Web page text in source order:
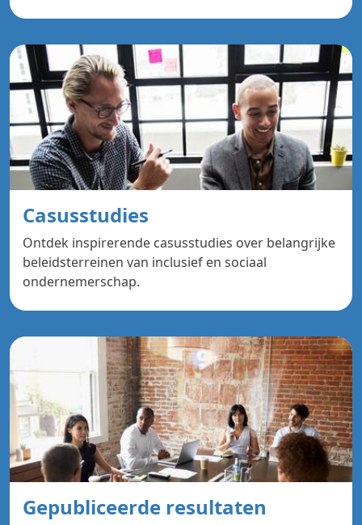
Casusstudies
Ontdek inspirerende casusstudies over belangrijke
beleidsterreinen van inclusief en sociaal
ondernemerschap.
Gepubliceerde resultaten